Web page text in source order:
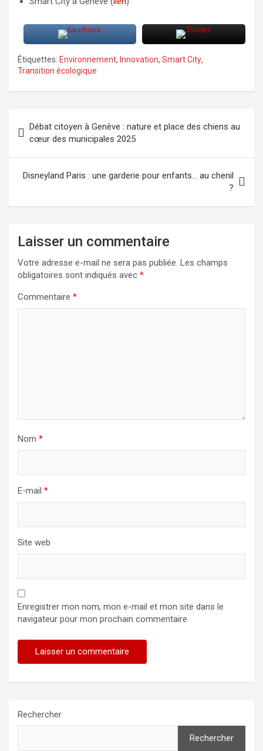
Étiquettes: Environnement, Innovation, Smart City,
Transition écologique
de
l’article
Débat citoyen à Genève : nature et place des chiens au
cœur des municipales 2025
Disneyland Paris : une garderie pour enfants… au chenil
?
Laisser un commentaire
Votre adresse e-mail ne sera pas publiée. Les champs
obligatoires sont indiqués avec *
Commentaire *
Nom *
E-mail *
Site web
Enregistrer mon nom, mon e-mail et mon site dans le
navigateur pour mon prochain commentaire.
Rechercher
Rechercher